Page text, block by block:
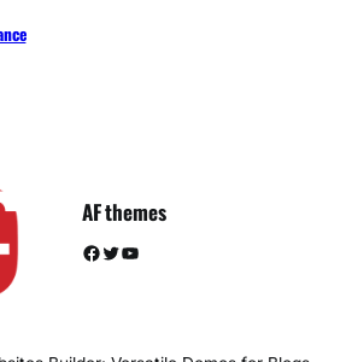
AF themes
Facebook Twitter YouTube